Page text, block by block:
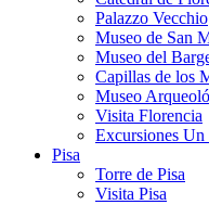
Palazzo Vecchio
Museo de San
Museo del
Capillas de los
Museo
Visita Florencia
Excursiones
Pisa
Torre de Pisa
Visita Pisa